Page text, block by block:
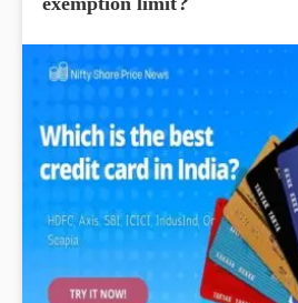
exemption limit?